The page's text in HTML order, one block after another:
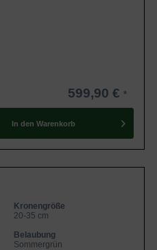
599,90 €
In den Warenkorb
Kronengröße
20-35 cm
Belaubung
Sommergrün